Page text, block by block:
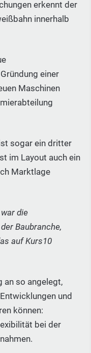
erkennt der
innerhalb
einer
Maschinen
sogar ein dritter
im Layout auch ein
Marktlage
die
Baubranche,
auf Kurs10
an so angelegt,
und
können:
bei der